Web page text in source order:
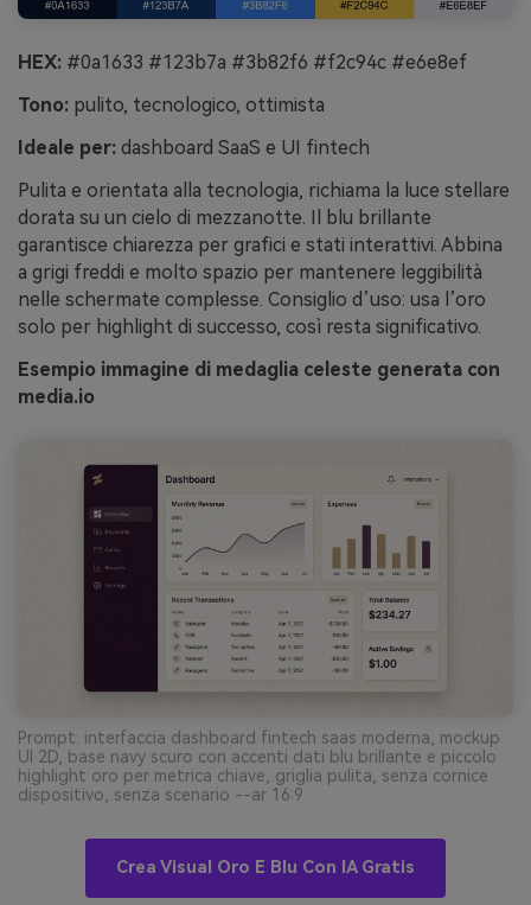
HEX: #0a1633 #123b7a #3b82f6 #f2c94c #e6e8ef
Tono: pulito, tecnologico, ottimista
Ideale per: dashboard SaaS e UI fintech
Pulita e orientata alla tecnologia, richiama la luce stellare
dorata su un cielo di mezzanotte. Il blu brillante
garantisce chiarezza per grafici e stati interattivi. Abbina
a grigi freddi e molto spazio per mantenere leggibilità
nelle schermate complesse. Consiglio d’uso: usa l’oro
solo per highlight di successo, così resta significativo.
Esempio immagine di medaglia celeste generata con
media.io
Prompt: interfaccia dashboard fintech saas moderna, mockup
UI 2D, base navy scuro con accenti dati blu brillante e piccolo
highlight oro per metrica chiave, griglia pulita, senza cornice
dispositivo, senza scenario --ar 16:9
Crea Visual Oro E Blu Con IA Gratis